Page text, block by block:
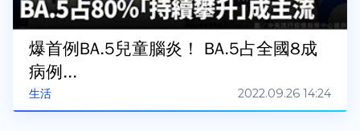
生活
爆首例BA.5兒童腦炎！ BA.5占全國8成
病例...
2022.09.26 14:24